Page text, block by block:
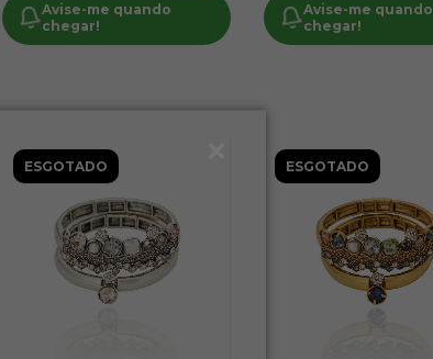
Avise-me quando
chegar!
Avise-me quando
chegar!
ESGOTADO ESGOTADO